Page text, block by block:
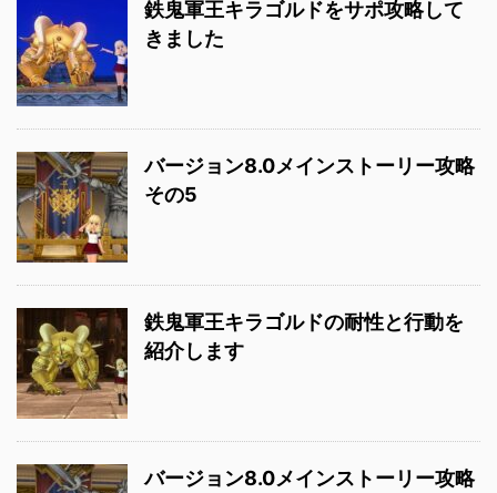
鉄鬼軍王キラゴルドをサポ攻略して
きました
バージョン8.0メインストーリー攻略
その5
鉄鬼軍王キラゴルドの耐性と行動を
紹介します
バージョン8.0メインストーリー攻略